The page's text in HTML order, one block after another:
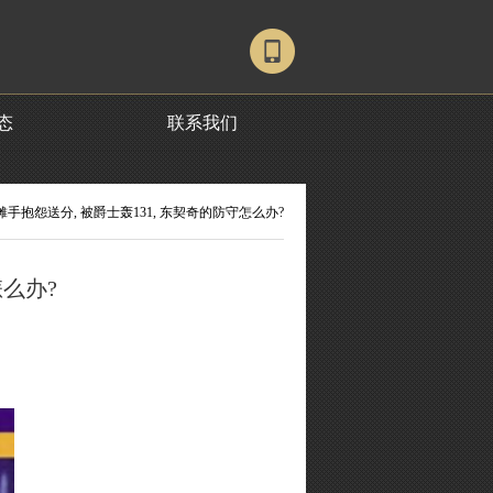
联系我们
手抱怨送分, 被爵士轰131, 东契奇的防守怎么办?
办?